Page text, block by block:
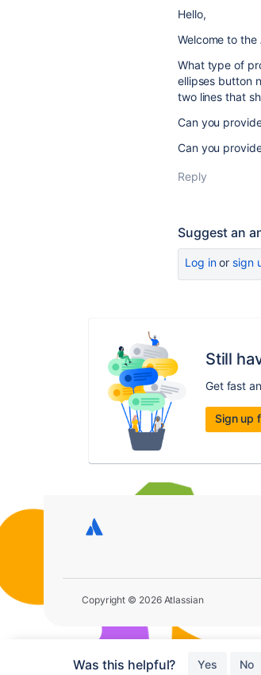
Hello,
Welcome to the
What type of
ellipses button
two lines that
Can you
Can you
Reply
Suggest an
Log inor sign
Still
Get fast
Sign up
Was this helpful? Yes No
Copyright © 2026 Atlassian